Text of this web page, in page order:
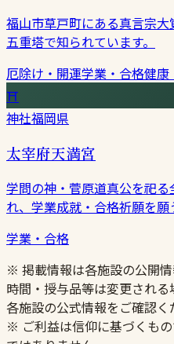
福山市草戸町にある真言宗
五重塔で知られています。
厄除け・開運学業・合格健康
⛩
神社福岡県
太宰府天満宮
学問の神・菅原道真公を祀
れ、学業成就・合格祈願を願
学業・合格
※ 掲載情報は各施設の公開
時間・授与品等は変更され
各施設の公式情報をご確認く
※ ご利益は信仰に基づくも